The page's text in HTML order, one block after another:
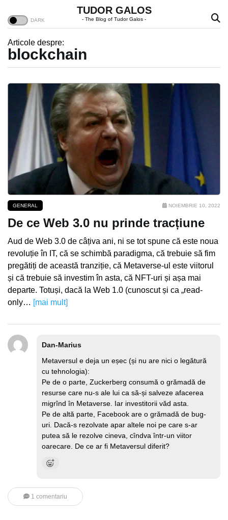
TUDOR GALOS
- The Blog of Tudor Galos -
Articole despre:
blockchain
GENERAL NOIEMBRIE 10, 2022
De ce Web 3.0 nu prinde tracțiune
Aud de Web 3.0 de câțiva ani, ni se tot spune că este noua
revoluție în IT, că se schimbă paradigma, că trebuie să fim
pregătiți de această tranziție, că Metaverse-ul este viitorul
și că trebuie să investim în asta, că NFT-uri și așa mai
departe. Totuși, dacă la Web 1.0 (cunoscut și ca „read-
only… [mai mult]
Dan-Marius
Metaversul e deja un eșec (și nu are nici o legătură
cu tehnologia):
Pe de o parte, Zuckerberg consumă o grămadă de
resurse care nu-s ale lui ca să-și salveze afacerea
migrînd în Metaverse. Iar investitorii văd asta.
Pe de altă parte, Facebook are o grămadă de bug-
uri. Dacă-s rezolvate apar altele noi pe care s-ar
putea să le rezolve cineva, cîndva într-un viitor
oarecare. De ce ar fi Metaversul diferit?
1 comentariu